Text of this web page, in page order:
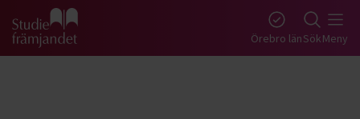
Gå till studiefrämjandets startsida Örebro länSökMeny